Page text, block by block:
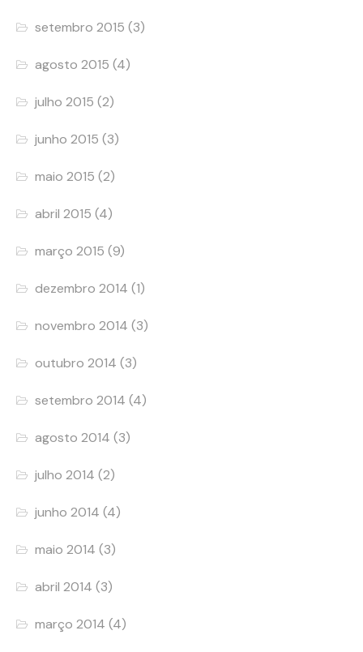
setembro 2015 (3)
agosto 2015 (4)
julho 2015 (2)
junho 2015 (3)
maio 2015 (2)
abril 2015 (4)
março 2015 (9)
dezembro 2014 (1)
novembro 2014 (3)
outubro 2014 (3)
setembro 2014 (4)
agosto 2014 (3)
julho 2014 (2)
junho 2014 (4)
maio 2014 (3)
abril 2014 (3)
março 2014 (4)